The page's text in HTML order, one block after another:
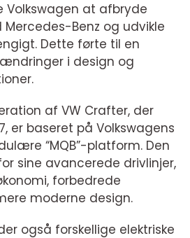
Volkswagen at afbryde
Benz og udvikle
Dette førte til en
i design og
af VW Crafter, der
er baseret på Volkswagens
“MQB”-platform. Den
sine avancerede drivlinjer,
forbedrede
moderne design.
også forskellige elektriske